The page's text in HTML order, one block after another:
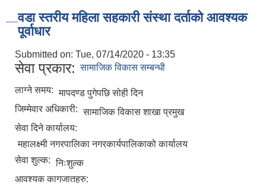
वडा स्तरीय महिला सहकारी संस्था दर्ताको आवश्यक
पूर्वाधार
Submitted on: Tue, 07/14/2020 - 13:35
सेवा प्रकार: सामाजिक विकास सम्बन्धी
लाग्ने समय: मापदण्ड पुगेपछि सोही दिन
जिम्मेवार अधिकारी: सामाजिक विकास शाखा प्रमुख
सेवा दिने कार्यालय:
महालक्ष्मी नगरपालिका नगरकार्यपालिकाको कार्यालय
सेवा शुल्क: निःशुल्क
आवश्यक कागजातहरु: